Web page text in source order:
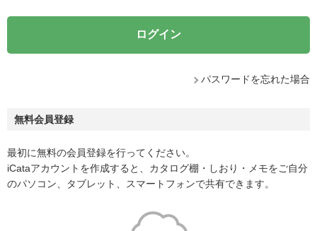
パスワードを忘れた場合
無料会員登録
最初に無料の会員登録を行ってください。
iCataアカウントを作成すると、カタログ棚・しおり・メモをご自分
のパソコン、タブレット、スマートフォンで共有できます。